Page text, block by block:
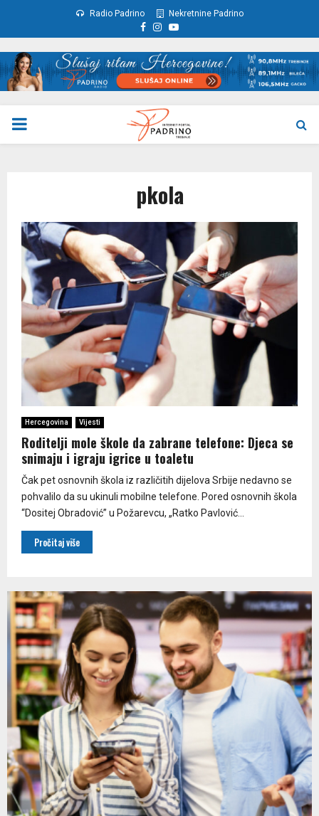
Radio Padrino Nekretnine Padrino
Facebook
Instagram
Youtube
PRIMARY
pkola
Hercegovina Vijesti
Roditelji mole škole da zabrane telefone: Djeca se
snimaju i igraju igrice u toaletu
Čak pet osnovnih škola iz različitih dijelova Srbije nedavno se
pohvalilo da su ukinuli mobilne telefone. Pored osnovnih škola
“Dositej Obradović” u Požarevcu, „Ratko Pavlović...
Pročitaj više